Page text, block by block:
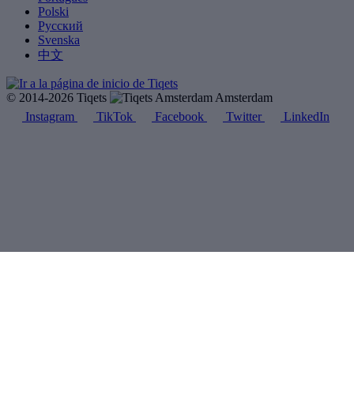
Polski
Русский
Svenska
中文
© 2014-2026 Tiqets
Amsterdam
Instagram
TikTok Facebook Twitter LinkedIn